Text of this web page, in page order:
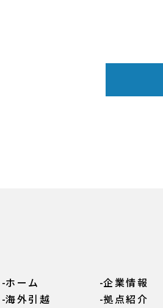
ホーム
企業情報
海外引越
拠点紹介